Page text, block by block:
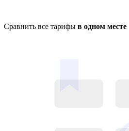
Сравнить все тарифы в одном месте